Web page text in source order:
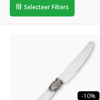
Selecteer Filters
-10%